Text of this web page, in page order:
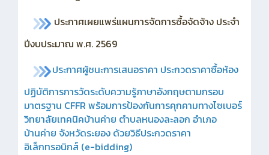
ประกาศเผยแพร่แผนการจัดการซื้อจัดจ้าง ประจำ
ปีงบประมาณ พ.ศ. 2569
ประกาศผู้ชนะการเสนอราคา ประกวดราคาซื้อห้อง
ปฏิบัติการการวัดระดับความรู้ภาษาอังกฤษตามกรอบ
มาตรฐาน CFFR พร้อมการป้องกันการคุกคามทางไซเบอร์
วิทยาลัยเทคนิคบ้านค่าย ตำบลหนองละลอก อำเภอ
บ้านค่าย จังหวัดระยอง ด้วยวิธีประกวดราคา
อิเล็กทรอนิกส์ (e-bidding)